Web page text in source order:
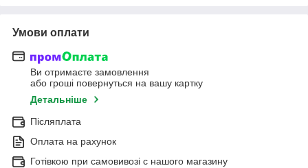
Умови оплати
Ви отримаєте замовлення
або гроші повернуться на вашу картку
Детальніше
Післяплата
Оплата на рахунок
Готівкою при самовивозі c нашого магазину